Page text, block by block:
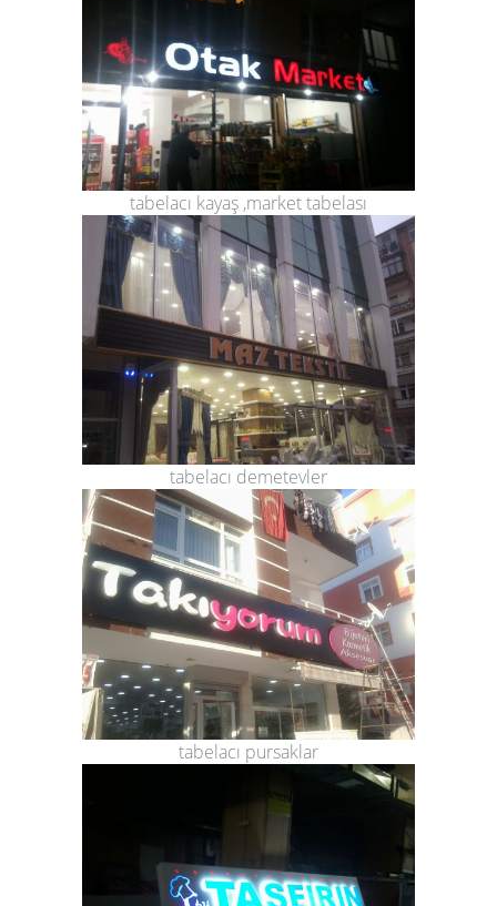
tabelacı kayaş ,market tabelası
tabelacı demetevler
tabelacı pursaklar